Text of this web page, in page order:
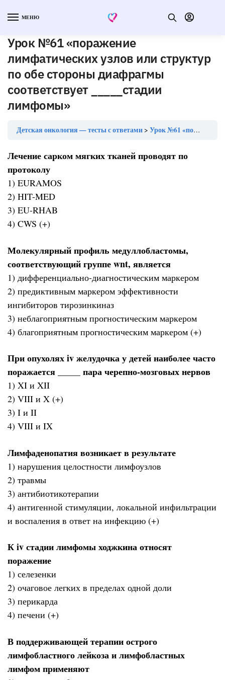
МЕНЮ
Урок №61 «поражение
лимфатических узлов или структур
по обе стороны диафрагмы
соответствует _____стадии
лимфомы»
Детская онкология — тесты с ответами Урок №61 «поражение лимфатических узлов или структур по обе стороны диафрагмы соответствует _____стадии лимфомы»
Лечение сарком мягких тканей проводят по
протоколу
1) EURAMOS
2) HIT-MED
3) EU-RHAB
4) CWS (+)
Молекулярный профиль медуллобластомы,
соответствующий группе wnt, является
1) дифференциально-диагностическим маркером
2) предиктивным маркером эффективности
ингибиторов тирозинкиназ
3) неблагоприятным прогностическим маркером
4) благоприятным прогностическим маркером (+)
При опухолях iv желудочка у детей наиболее часто
поражается _____ пара черепно-мозговых нервов
1) XI и XII
2) VIII и X (+)
3) I и II
4) VIII и IX
Лимфаденопатия возникает в результате
1) нарушения целостности лимфоузлов
2) травмы
3) антибиотикотерапии
4) антигенной стимуляции, локальной инфильтрации
и воспаления в ответ на инфекцию (+)
К iv стадии лимфомы ходжкина относят
поражение
1) селезенки
2) очаговое легких в пределах одной доли
3) перикарда
4) печени (+)
В поддерживающей терапии острого
лимфобластного лейкоза и лимфобластных
лимфом применяют